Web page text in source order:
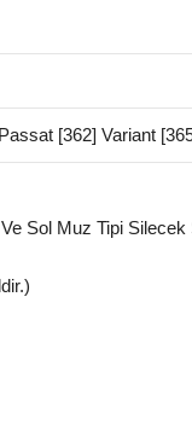
[362] Variant
Sol Muz Tipi